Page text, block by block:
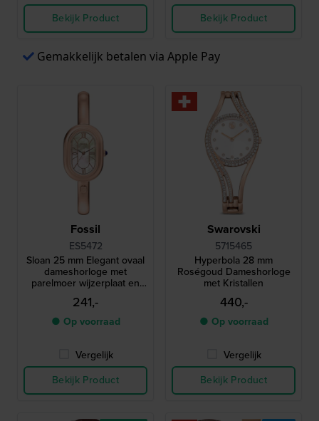
Bekijk Product
Bekijk Product
Gemakkelijk betalen via Apple Pay
Fossil
ES5472
Sloan 25 mm Elegant ovaal
dameshorloge met
parelmoer wijzerplaat en
armband
241,-
● Op voorraad
Vergelijk
Bekijk Product
Swarovski
5715465
Hyperbola 28 mm
Roségoud Dameshorloge
met Kristallen
440,-
● Op voorraad
Vergelijk
Bekijk Product